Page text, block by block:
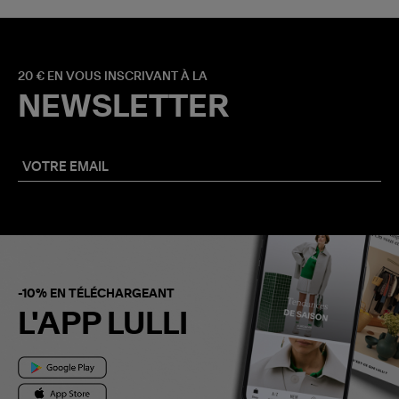
20 € EN VOUS INSCRIVANT À LA
NEWSLETTER
-10% EN TÉLÉCHARGEANT
L'APP LULLI